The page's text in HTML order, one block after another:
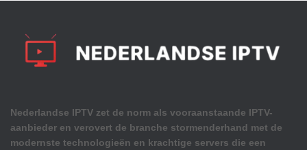
Nederlandse IPTV zet de norm als vooraanstaande IPTV-
aanbieder en verovert de branche stormenderhand met de
modernste technologieën en krachtige servers die een